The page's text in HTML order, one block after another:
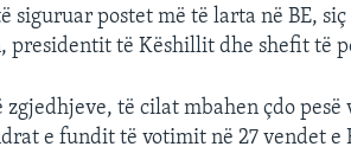
siguruar postet më të larta në BE,
presidentit të Këshillit dhe shefit të
të cilat mbahen çdo
e fundit të votimit në 27 vendet e